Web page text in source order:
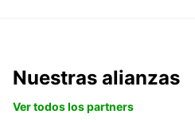
Nuestras alianzas
Ver todos los partners